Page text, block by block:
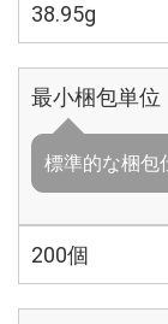
38.95g
最小梱包単位
標準的な梱包
200個